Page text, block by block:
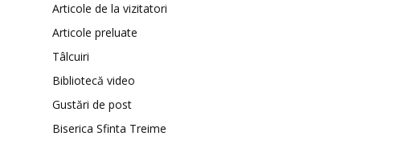
Articole de la vizitatori
Articole preluate
Tâlcuiri
Bibliotecă video
Gustări de post
Biserica Sfinta Treime